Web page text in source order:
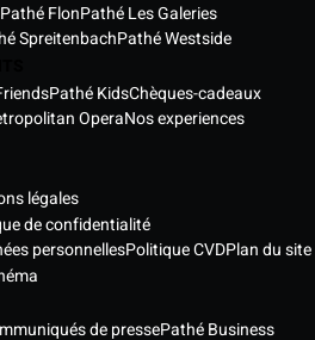
Pathé FlonPathé Les Galeries
SpreitenbachPathé Westside
Pathé KidsChèques-cadeaux
OperaNos experiences
légales
de confidentialité
personnellesPolitique CVDPlan du site
de pressePathé Business